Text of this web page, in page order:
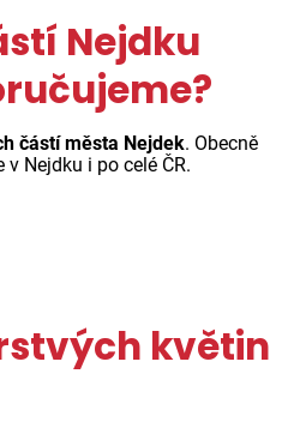
Nejdku
částí města Nejdek. Obecně
Nejdku i po celé ČR.
květin